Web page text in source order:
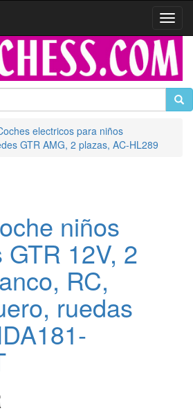
electricos para niños
GTR AMG, 2 plazas, AC-HL289
niños
12V, 2
RC,
ruedas